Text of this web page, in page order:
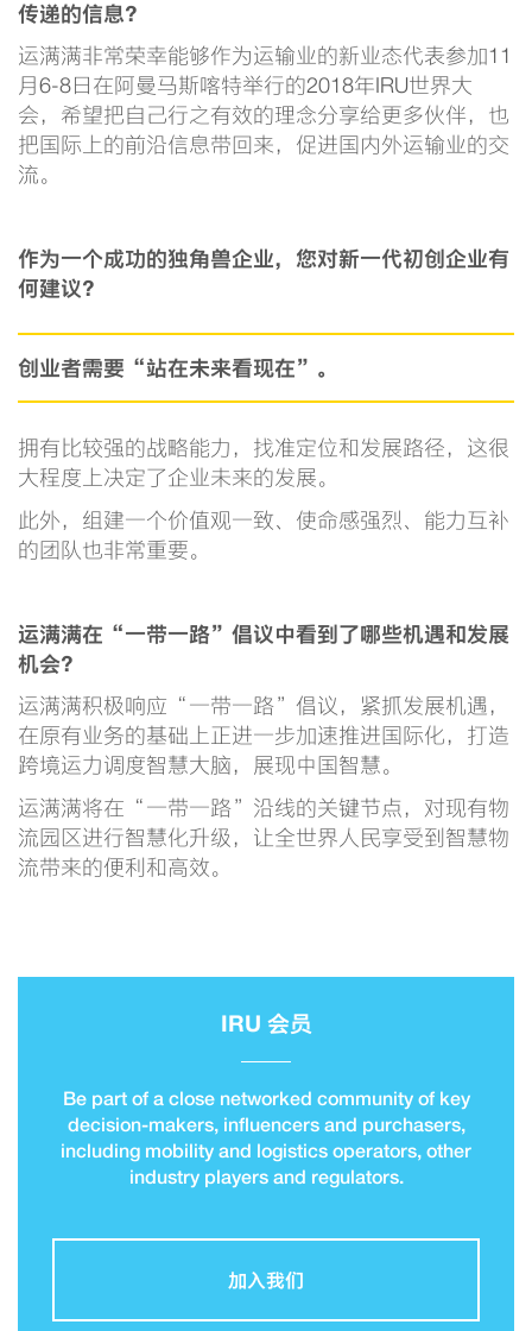
传递的信息？
运满满非常荣幸能够作为运输业的新业态代表参加11
月6-8日在阿曼马斯喀特举行的2018年IRU世界大
会，希望把自己行之有效的理念分享给更多伙伴，也
把国际上的前沿信息带回来，促进国内外运输业的交
流。
作为一个成功的独角兽企业，您对新一代初创企业有
何建议？
创业者需要“站在未来看现在”。
拥有比较强的战略能力，找准定位和发展路径，这很
大程度上决定了企业未来的发展。
此外，组建一个价值观一致、使命感强烈、能力互补
的团队也非常重要。
运满满在“一带一路”倡议中看到了哪些机遇和发展
机会？
运满满积极响应“一带一路”倡议，紧抓发展机遇，
在原有业务的基础上正进一步加速推进国际化，打造
跨境运力调度智慧大脑，展现中国智慧。
运满满将在“一带一路”沿线的关键节点，对现有物
流园区进行智慧化升级，让全世界人民享受到智慧物
流带来的便利和高效。
IRU 会员
Be part of a close networked community of key
decision-makers, influencers and purchasers,
including mobility and logistics operators, other
industry players and regulators.
加入我们